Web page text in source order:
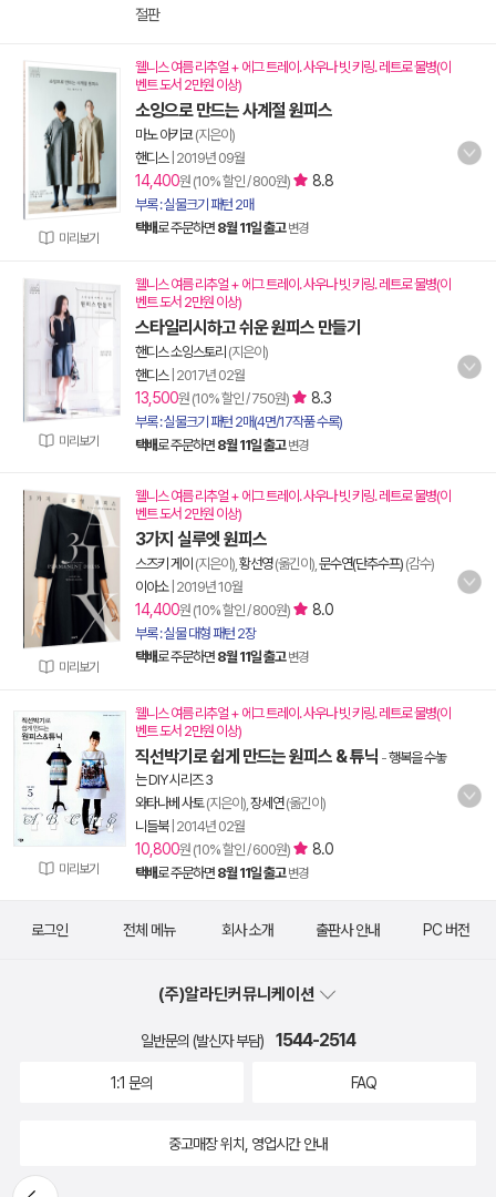
절판
미리보기
웰니스 여름 리추얼 + 에그 트레이. 사우나 빗 키링. 레트로 물병(이
벤트 도서 2만원 이상)
소잉으로 만드는 사계절 원피스
마노 아키코(지은이)
핸디스| 2019년 09월
14,400원 (10% 할인 / 800원) 8.8
부록 : 실물크기 패턴 2매
택배로 주문하면 8월 11일 출고 변경
미리보기
웰니스 여름 리추얼 + 에그 트레이. 사우나 빗 키링. 레트로 물병(이
벤트 도서 2만원 이상)
스타일리시하고 쉬운 원피스 만들기
핸디스 소잉스토리 (지은이)
핸디스| 2017년 02월
13,500원 (10% 할인 / 750원) 8.3
부록 : 실물크기 패턴 2매(4면/17작품 수록)
택배로 주문하면 8월 11일 출고 변경
미리보기
웰니스 여름 리추얼 + 에그 트레이. 사우나 빗 키링. 레트로 물병(이
벤트 도서 2만원 이상)
3가지 실루엣 원피스
스즈키 게이 (지은이), 황선영(옮긴이), 문수연(단추수프) (감수)
이아소| 2019년 10월
14,400원 (10% 할인 / 800원) 8.0
부록 : 실물 대형 패턴 2장
택배로 주문하면 8월 11일 출고 변경
미리보기
웰니스 여름 리추얼 + 에그 트레이. 사우나 빗 키링. 레트로 물병(이
벤트 도서 2만원 이상)
직선박기로 쉽게 만드는 원피스 & 튜닉 -행복을 수놓
는 DIY 시리즈 3
와타나베 사토(지은이), 장세연(옮긴이)
니들북| 2014년 02월
10,800원 (10% 할인 / 600원) 8.0
택배로 주문하면 8월 11일 출고 변경
뒤로가
로그인 전체 메뉴 회사 소개 출판사 안내 PC 버전
(주)알라딘커뮤니케이션
일반문의 (발신자 부담) 1544-2514
1:1 문의 FAQ
중고매장 위치, 영업시간 안내